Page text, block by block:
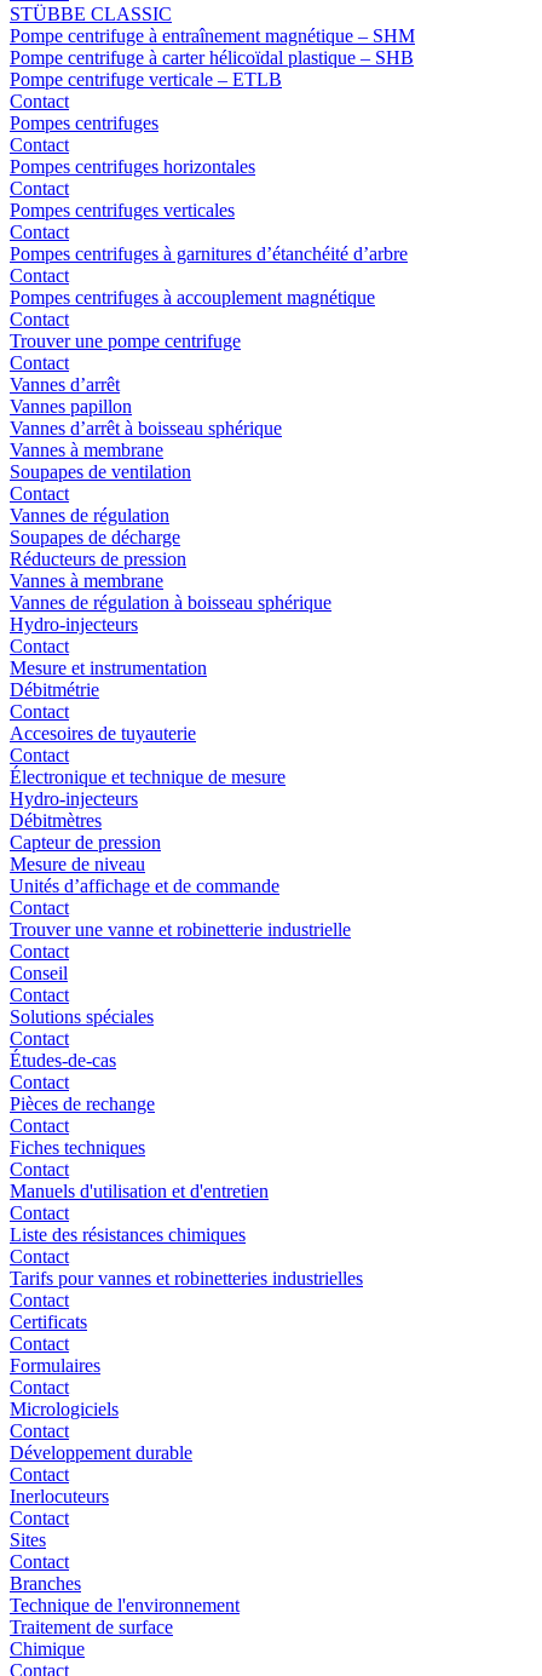
STÜBBE CLASSIC
Pompe centrifuge à entraînement magnétique – SHM
Pompe centrifuge à carter hélicoïdal plastique – SHB
Pompe centrifuge verticale – ETLB
Contact
Pompes centrifuges
Contact
Pompes centrifuges horizontales
Contact
Pompes centrifuges verticales
Contact
Pompes centrifuges à garnitures d’étanchéité d’arbre
Contact
Pompes centrifuges à accouplement magnétique
Contact
Trouver une pompe centrifuge
Contact
Vannes d’arrêt
Vannes papillon
Vannes d’arrêt à boisseau sphérique
Vannes à membrane
Soupapes de ventilation
Contact
Vannes de régulation
Soupapes de décharge
Réducteurs de pression
Vannes à membrane
Vannes de régulation à boisseau sphérique
Hydro-injecteurs
Contact
Mesure et instrumentation
Débitmétrie
Contact
Accesoires de tuyauterie
Contact
Électronique et technique de mesure
Hydro-injecteurs
Débitmètres
Capteur de pression
Mesure de niveau
Unités d’affichage et de commande
Contact
Trouver une vanne et robinetterie industrielle
Contact
Conseil
Contact
Solutions spéciales
Contact
Études-de-cas
Contact
Pièces de rechange
Contact
Fiches techniques
Contact
Manuels d'utilisation et d'entretien
Contact
Liste des résistances chimiques
Contact
Tarifs pour vannes et robinetteries industrielles
Contact
Certificats
Contact
Formulaires
Contact
Micrologiciels
Contact
Développement durable
Contact
Inerlocuteurs
Contact
Sites
Contact
Branches
Technique de l'environnement
Traitement de surface
Chimique
Contact